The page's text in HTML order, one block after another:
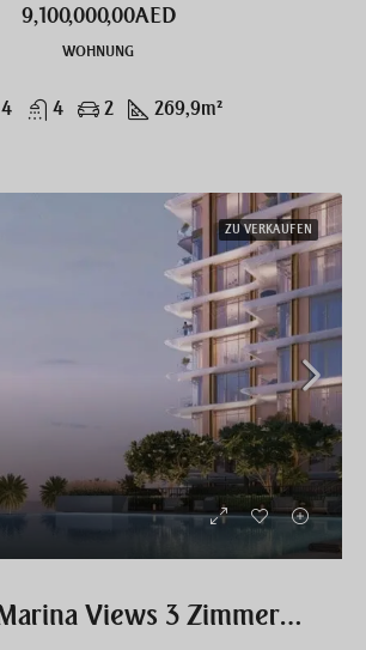
9,100,000,00AED
WOHNUNG
4 4 2 269,9m²
ZU VERKAUFEN
EMAAR Marina Views 3 Zimmer Wohnung exklusiv